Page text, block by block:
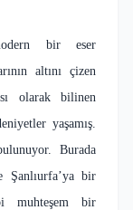
bir eser
altını çizen
olarak bilinen
yaşamış.
Burada
Şanlıurfa’ya bir
muhteşem bir